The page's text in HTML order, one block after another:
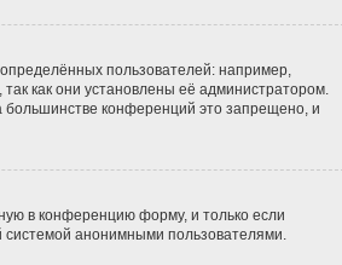
пользователей: например,
как они установлены её администратором.
конференций это запрещено, и
в конференцию форму, и только если
системой анонимными пользователями.